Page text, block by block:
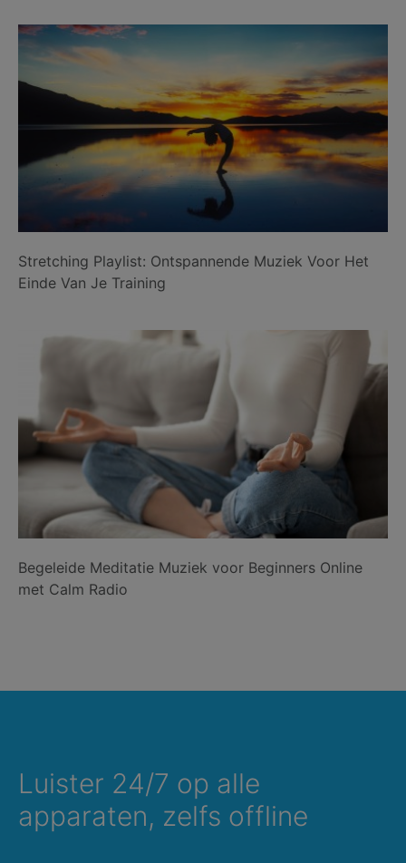
Stretching Playlist: Ontspannende Muziek Voor Het
Einde Van Je Training
Begeleide Meditatie Muziek voor Beginners Online
met Calm Radio
Luister 24/7 op alle
apparaten, zelfs offline